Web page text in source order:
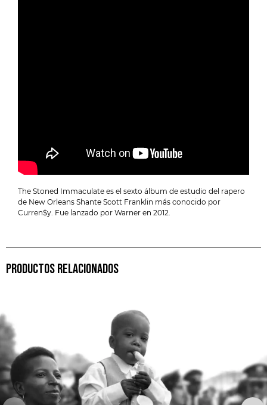
The Stoned Immaculate es el sexto álbum de estudio del rapero
de New Orleans Shante Scott Franklin más conocido por
Curren$y. Fue lanzado por Warner en 2012.
PRODUCTOS RELACIONADOS